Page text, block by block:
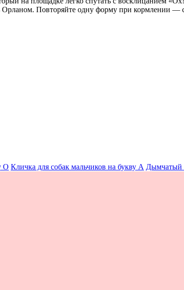
Повторяйте одну форму при кормлении —
О Кличка для собак мальчиков на букву А Дымчатый